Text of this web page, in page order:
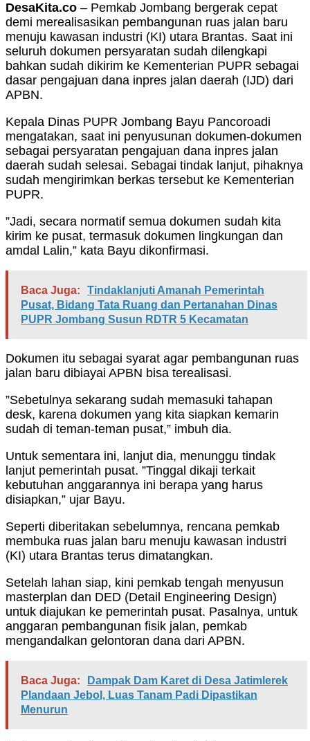
DesaKita.co – Pemkab Jombang bergerak cepat
demi merealisasikan pembangunan ruas jalan baru
menuju kawasan industri (KI) utara Brantas. Saat ini
seluruh dokumen persyaratan sudah dilengkapi
bahkan sudah dikirim ke Kementerian PUPR sebagai
dasar pengajuan dana inpres jalan daerah (IJD) dari
APBN.
Kepala Dinas PUPR Jombang Bayu Pancoroadi
mengatakan, saat ini penyusunan dokumen-dokumen
sebagai persyaratan pengajuan dana inpres jalan
daerah sudah selesai. Sebagai tindak lanjut, pihaknya
sudah mengirimkan berkas tersebut ke Kementerian
PUPR.
”Jadi, secara normatif semua dokumen sudah kita
kirim ke pusat, termasuk dokumen lingkungan dan
amdal Lalin,” kata Bayu dikonfirmasi.
Baca Juga:
Tindaklanjuti Amanah Pemerintah
Pusat, Bidang Tata Ruang dan Pertanahan Dinas
PUPR Jombang Susun RDTR 5 Kecamatan
Dokumen itu sebagai syarat agar pembangunan ruas
jalan baru dibiayai APBN bisa terealisasi.
”Sebetulnya sekarang sudah memasuki tahapan
desk, karena dokumen yang kita siapkan kemarin
sudah di teman-teman pusat,” imbuh dia.
Untuk sementara ini, lanjut dia, menunggu tindak
lanjut pemerintah pusat. ”Tinggal dikaji terkait
kebutuhan anggarannya ini berapa yang harus
disiapkan,” ujar Bayu.
Seperti diberitakan sebelumnya, rencana pemkab
membuka ruas jalan baru menuju kawasan industri
(KI) utara Brantas terus dimatangkan.
Setelah lahan siap, kini pemkab tengah menyusun
masterplan dan DED (Detail Engineering Design)
untuk diajukan ke pemerintah pusat. Pasalnya, untuk
anggaran pembangunan fisik jalan, pemkab
mengandalkan gelontoran dana dari APBN.
Baca Juga:
Dampak Dam Karet di Desa Jatimlerek
Plandaan Jebol, Luas Tanam Padi Dipastikan
Menurun